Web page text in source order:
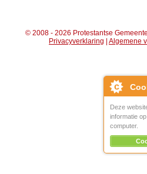
Deze
informatie
computer.
© 2008 - 2026 Protestantse
Privacyverklaring | Algemene